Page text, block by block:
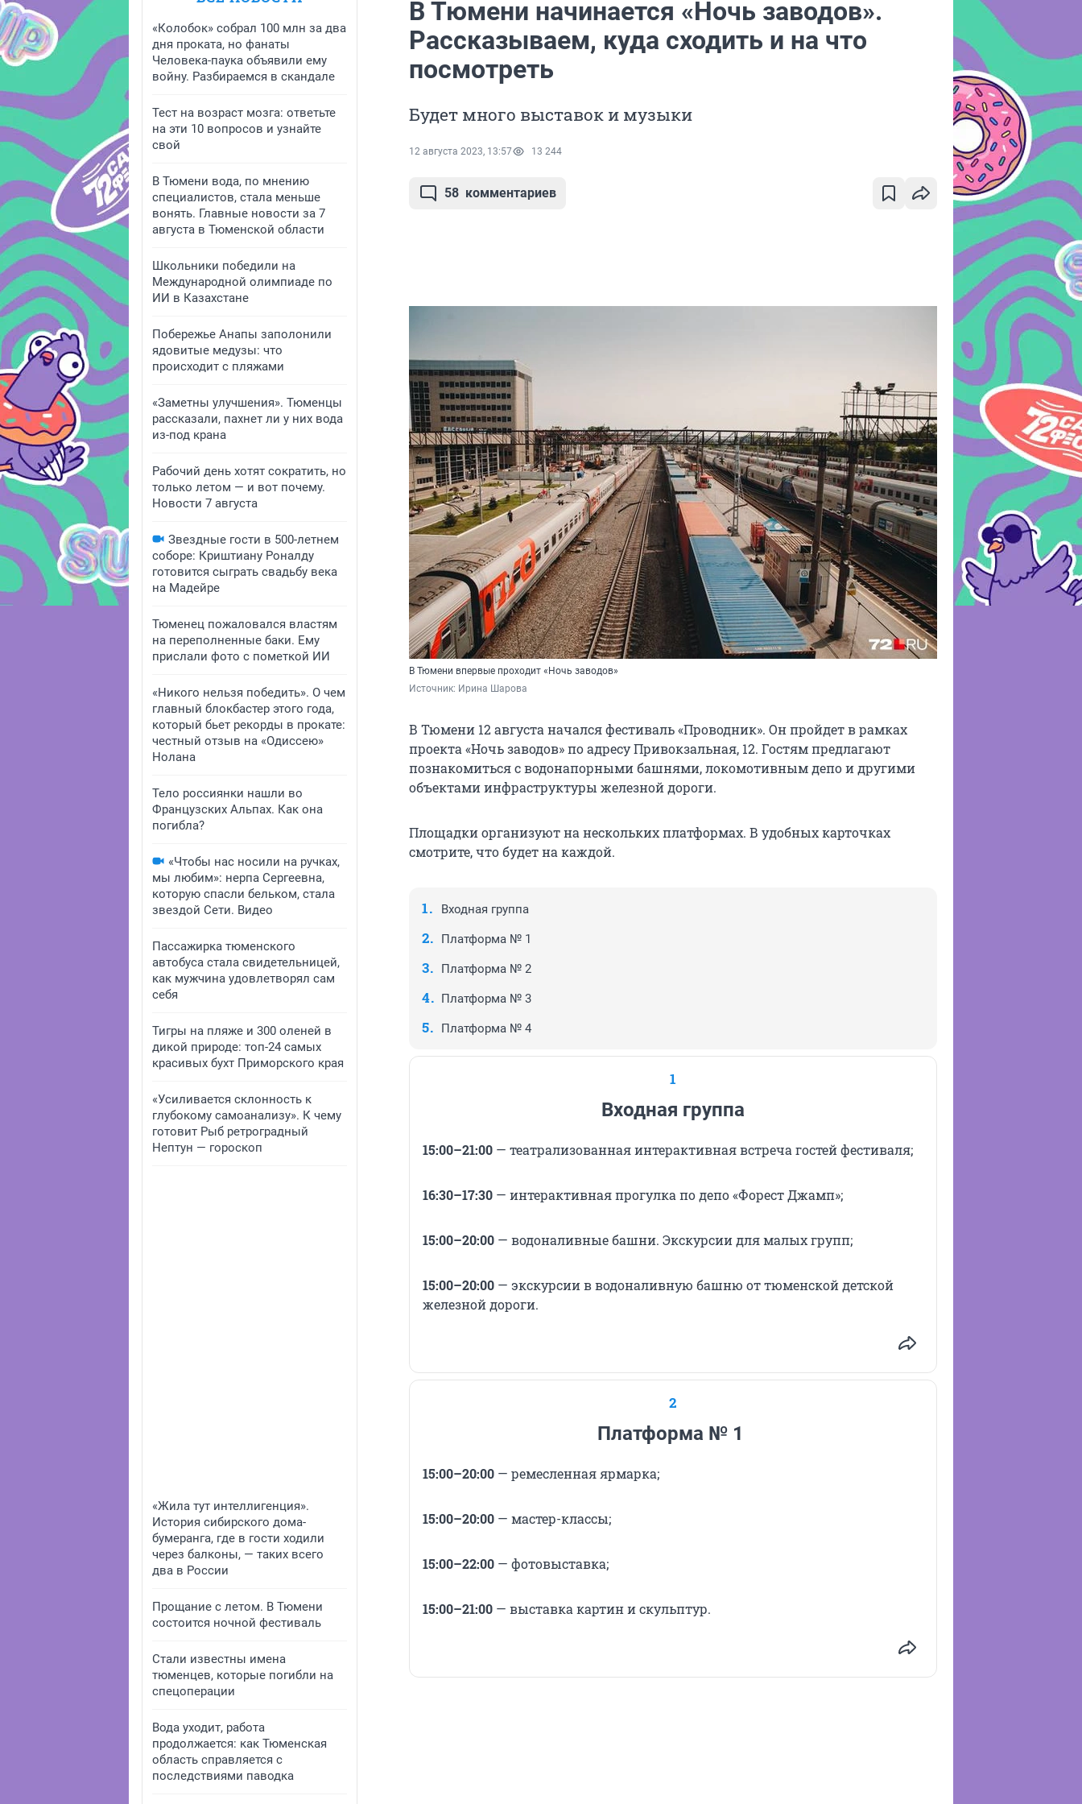
«Колобок» собрал 100 млн за два
дня проката, но фанаты
Человека-паука объявили ему
войну. Разбираемся в скандале
Тест на возраст мозга: ответьте
на эти 10 вопросов и узнайте
свой
В Тюмени вода, по мнению
специалистов, стала меньше
вонять. Главные новости за 7
августа в Тюменской области
Школьники победили на
Международной олимпиаде по
ИИ в Казахстане
Побережье Анапы заполонили
ядовитые медузы: что
происходит с пляжами
«Заметны улучшения». Тюменцы
рассказали, пахнет ли у них вода
из-под крана
Рабочий день хотят сократить, но
только летом — и вот почему.
Новости 7 августа
Звездные гости в 500-летнем
соборе: Криштиану Роналду
готовится сыграть свадьбу века
на Мадейре
Тюменец пожаловался властям
на переполненные баки. Ему
прислали фото с пометкой ИИ
«Никого нельзя победить». О чем
главный блокбастер этого года,
который бьет рекорды в прокате:
честный отзыв на «Одиссею»
Нолана
Тело россиянки нашли во
Французских Альпах. Как она
погибла?
«Чтобы нас носили на ручках,
мы любим»: нерпа Сергеевна,
которую спасли бельком, стала
звездой Сети. Видео
Пассажирка тюменского
автобуса стала свидетельницей,
как мужчина удовлетворял сам
себя
Тигры на пляже и 300 оленей в
дикой природе: топ-24 самых
красивых бухт Приморского края
«Усиливается склонность к
глубокому самоанализу». К чему
готовит Рыб ретроградный
Нептун — гороскоп
«Жила тут интеллигенция».
История сибирского дома-
бумеранга, где в гости ходили
через балконы, — таких всего
два в России
Прощание с летом. В Тюмени
состоится ночной фестиваль
Стали известны имена
тюменцев, которые погибли на
спецоперации
Вода уходит, работа
продолжается: как Тюменская
область справляется с
последствиями паводка
В Тюмени начинается «Ночь заводов».
Рассказываем, куда сходить и на что
посмотреть
Будет много выставок и музыки
12 августа 2023, 13:57 13 244
58 комментариев
В Тюмени впервые проходит «Ночь заводов»
Источник: Ирина Шарова
В Тюмени 12 августа начался фестиваль «Проводник». Он пройдет в рамках
проекта «Ночь заводов» по адресу Привокзальная, 12. Гостям предлагают
познакомиться с водонапорными башнями, локомотивным депо и другими
объектами инфраструктуры железной дороги.
Площадки организуют на нескольких платформах. В удобных карточках
смотрите, что будет на каждой.
Входная группа
Платформа № 1
Платформа № 2
Платформа № 3
Платформа № 4
1
Входная группа
15:00–21:00 — театрализованная интерактивная встреча гостей фестиваля;
16:30–17:30 — интерактивная прогулка по депо «Форест Джамп»;
15:00–20:00 — водоналивные башни. Экскурсии для малых групп;
15:00–20:00 — экскурсии в водоналивную башню от тюменской детской
железной дороги.
2
Платформа № 1
15:00–20:00 — ремесленная ярмарка;
15:00–20:00 — мастер-классы;
15:00–22:00 — фотовыставка;
15:00–21:00 — выставка картин и скульптур.